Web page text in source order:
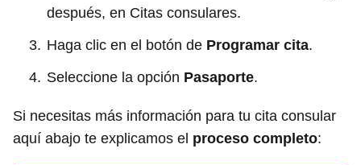
después, en Citas consulares.
Haga clic en el botón de Programar cita.
Seleccione la opción Pasaporte.
Si necesitas más información para tu cita consular
aquí abajo te explicamos el proceso completo: